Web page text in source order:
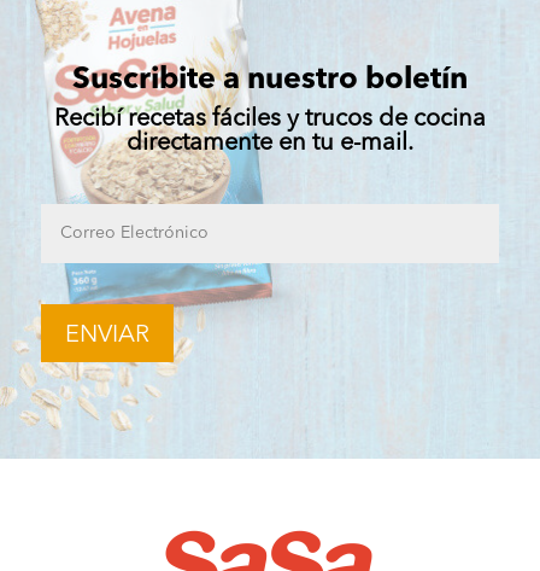
Suscribite a nuestro boletín
Recibí recetas fáciles y trucos de cocina
directamente en tu e-mail.